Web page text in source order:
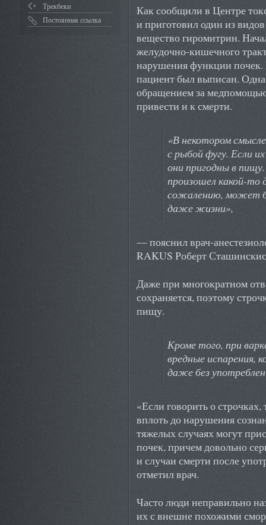
Трекбеки
Постоянная ссылка
Как сообщили в Центре
и приготовил один из
вещество гиромитрин.
желудочно-кишечного
нарушения функции почек.
пациент был выписан.
обращением за
привести и к смерти.
«В некотором
с рыбой фугу. Если
они пригодны в
произошел какой-то
сожалению, может
даже жизни»,
— пояснил врач-
RAKUS Роберт
Даже при многократном
сохраняется, поэтому
пищу.
Кроме того, при
вредные
даже без
«Если говорить о
вплоть до нарушения
тяжелых случаях могут
почек, причем довольно
и случаи смерти после
отметил врач.
Часто люди неправильно
их с внешне похожими